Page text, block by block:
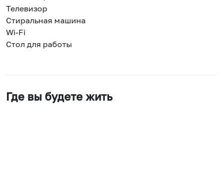
Телевизор
Стиральная машина
Wi-Fi
Стол для работы
Где вы будете жить